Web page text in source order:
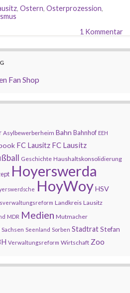
, Ostern, Osterprozession,
1 Kommentar
Asylbewerberheim Bahn Bahnhof EEH
FC Lausitz FC Lausitz
Geschichte Haushaltskonsolidierung
Hoyerswerda
HoyWoyHSV
Landkreis Lausitz
MDR Medien Mutmacher
Sachsen Seenland Sorben StadtratStefan
Verwaltungsreform Wirtschaft Zoo